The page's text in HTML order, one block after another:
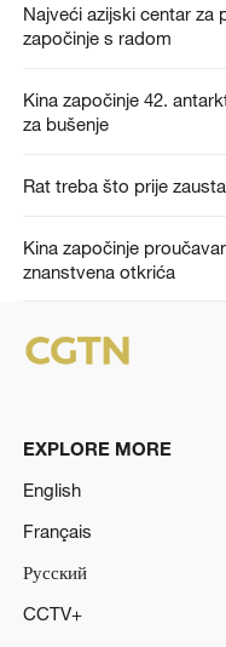
Najveći azijski centar za
započinje s radom
Kina započinje 42.
za bušenje
Rat treba što prije
Kina započinje
znanstvena otkrića
EXPLORE MORE
English
Français
Русский
CCTV+